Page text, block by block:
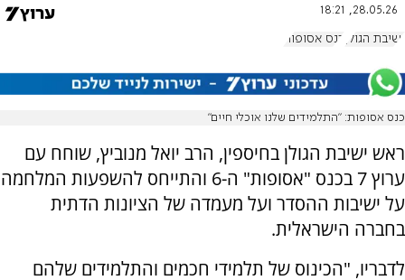
28.05.26, 18:21
ישיבת הגולן כנס אסופות
כנס אסופות: "התלמידים שלנו אוכלי חיים"
ראש ישיבת הגולן בחיספין, הרב יואל מנוביץ, שוחח עם
ערוץ 7 בכנס "אסופות" ה-6 והתייחס להשפעות המלחמה
על ישיבות ההסדר ועל מעמדה של הציונות הדתית
בחברה הישראלית.
לדבריו, "הכינוס של תלמידי חכמים והתלמידים שלהם